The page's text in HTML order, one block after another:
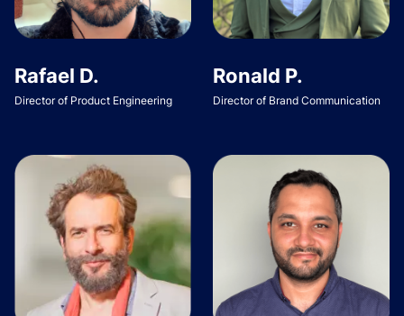
Rafael D.
Director of Product Engineering
Ronald P.
Director of Brand Communication